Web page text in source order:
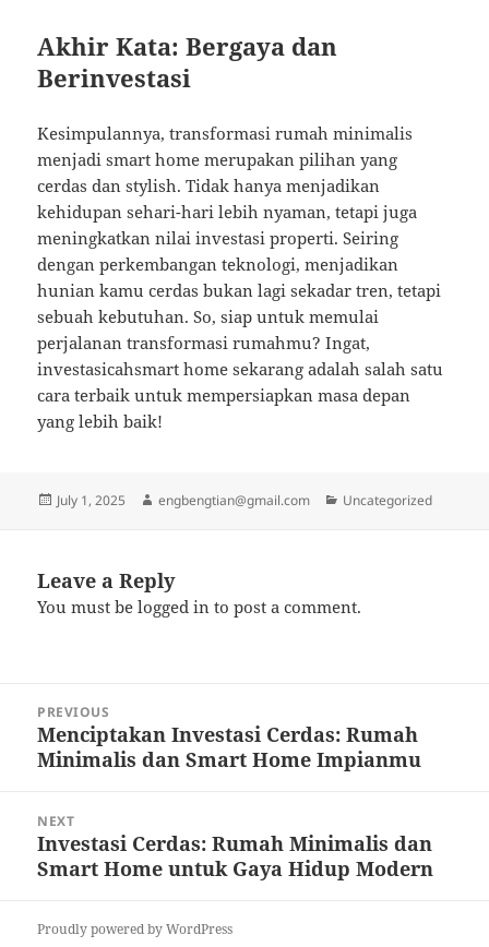
Akhir Kata: Bergaya dan
Berinvestasi
Kesimpulannya, transformasi rumah minimalis
menjadi smart home merupakan pilihan yang
cerdas dan stylish. Tidak hanya menjadikan
kehidupan sehari-hari lebih nyaman, tetapi juga
meningkatkan nilai investasi properti. Seiring
dengan perkembangan teknologi, menjadikan
hunian kamu cerdas bukan lagi sekadar tren, tetapi
sebuah kebutuhan. So, siap untuk memulai
perjalanan transformasi rumahmu? Ingat,
investasicahsmart home sekarang adalah salah satu
cara terbaik untuk mempersiapkan masa depan
yang lebih baik!
Posted
July 1, 2025 Author
engbengtian@gmail.com Categories
Uncategorized
Leave a Reply
You must belogged in to post a comment.
navigation
PREVIOUS
Previous
post:
Menciptakan Investasi Cerdas: Rumah
Minimalis dan Smart Home Impianmu
NEXT
Next
post:
Investasi Cerdas: Rumah Minimalis dan
Smart Home untuk Gaya Hidup Modern
Proudly powered by WordPress